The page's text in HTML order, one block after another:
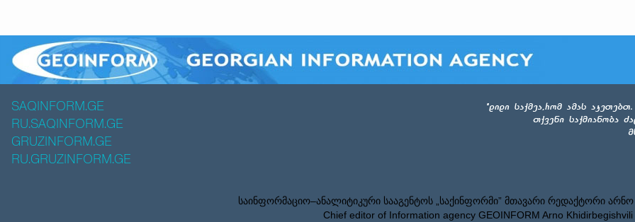
SAQINFORM.GE
RU.SAQINFORM.GE
GRUZINFORM.GE
RU.GRUZINFORM.GE
საინფორმაციო–ანალიტიკური სააგენტოს „საქინფორმი” მთავარი რედაქტორი
Chief editor of Information agency GEOINFORM Arno Khidirbegishvili